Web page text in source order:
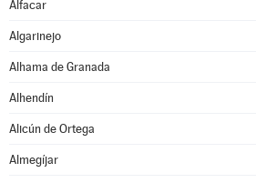
Alfacar
Algarinejo
Alhama de Granada
Alhendín
Alicún de Ortega
Almegíjar